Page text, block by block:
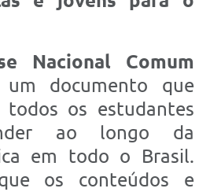
Nacional Comum
documento que
os estudantes
ao longo da
em todo o Brasil.
os conteúdos e